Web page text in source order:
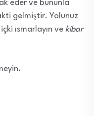
eder ve bununla
gelmiştir. Yolunuz
ısmarlayın ve kibar